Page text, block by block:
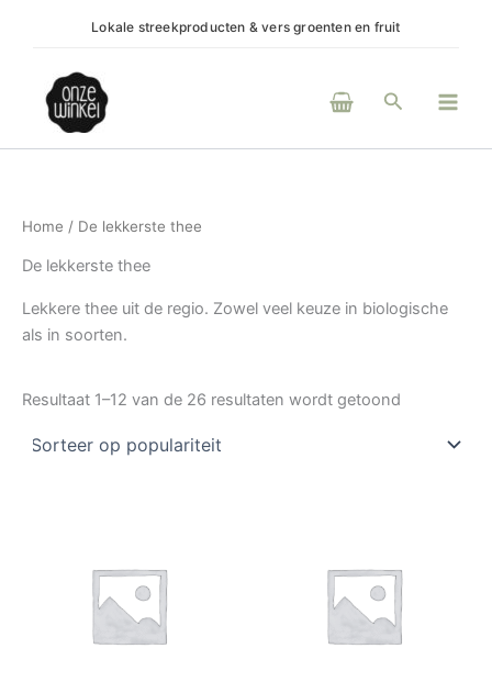
inhoud
Lokale streekproducten & vers groenten en fruit
Zoeken
Home / De lekkerste thee
De lekkerste thee
Lekkere thee uit de regio. Zowel veel keuze in biologische
als in soorten.
Resultaat 1–12 van de 26 resultaten wordt getoond